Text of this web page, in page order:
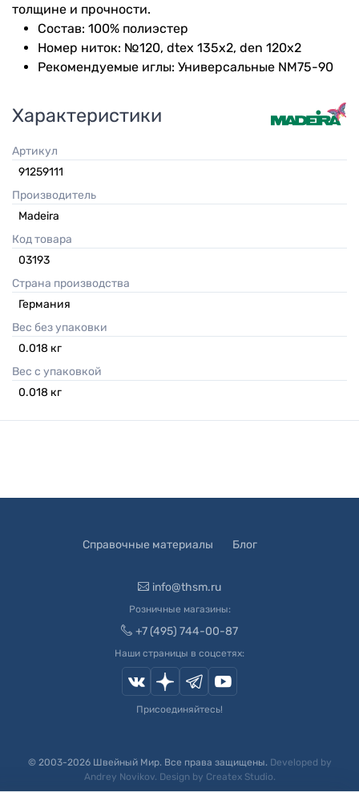
толщине и прочности.
Состав: 100% полиэстер
Номер ниток: №120, dtex 135x2, den 120x2
Рекомендуемые иглы: Универсальные NM75-90
Характеристики
Артикул
91259111
Производитель
Madeira
Код товара
03193
Страна производства
Германия
Вес без упаковки
0.018 кг
Вес с упаковкой
0.018 кг
Справочные материалы Блог
info@thsm.ru
Розничные магазины:
+7 (495) 744-00-87
Наши страницы в соцсетях:
Присоединяйтесь!
© 2003-2026Швейный Мир. Все права защищены. Developed by
Andrey Novikov. Design by Createx Studio.